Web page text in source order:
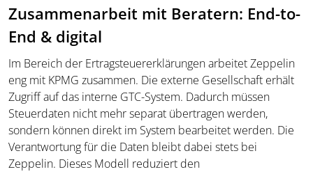
Zusammenarbeit mit Beratern: End-to-
End & digital
Im Bereich der Ertragsteuererklärungen arbeitet Zeppelin
eng mit KPMG zusammen. Die externe Gesellschaft erhält
Zugriff auf das interne GTC-System. Dadurch müssen
Steuerdaten nicht mehr separat übertragen werden,
sondern können direkt im System bearbeitet werden. Die
Verantwortung für die Daten bleibt dabei stets bei
Zeppelin. Dieses Modell reduziert den